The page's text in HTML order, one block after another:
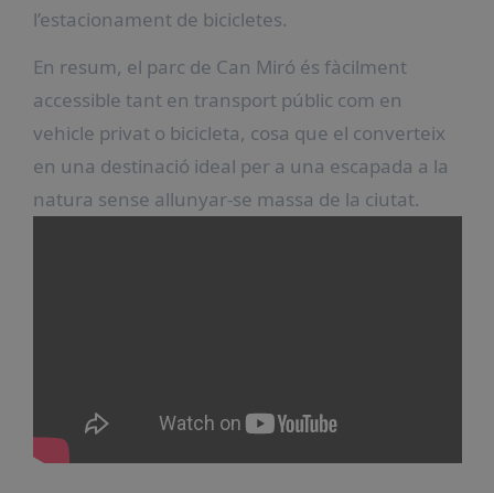
l’estacionament de bicicletes.
En resum, el parc de Can Miró és fàcilment
accessible tant en transport públic com en
vehicle privat o bicicleta, cosa que el converteix
en una destinació ideal per a una escapada a la
natura sense allunyar-se massa de la ciutat.